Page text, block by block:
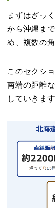
まずはざっ
から沖縄ま
め、複数の
このセクシ
南端の距離
していきます